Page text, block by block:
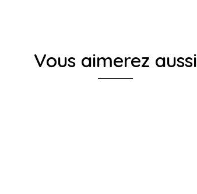
Vous aimerez aussi